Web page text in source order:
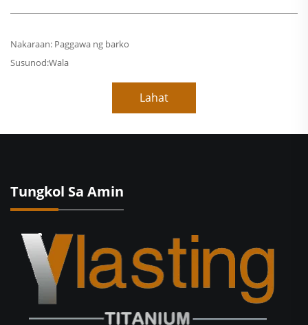
Nakaraan: Paggawa ng barko
Susunod:Wala
Lahat
Tungkol Sa Amin